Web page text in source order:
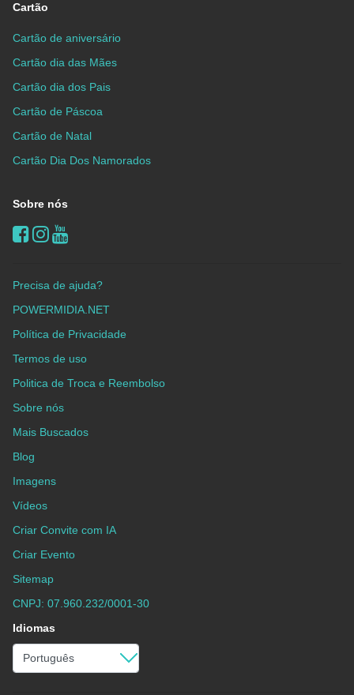
Cartão
Cartão de aniversário
Cartão dia das Mães
Cartão dia dos Pais
Cartão de Páscoa
Cartão de Natal
Cartão Dia Dos Namorados
Sobre nós
Precisa de ajuda?
POWERMIDIA.NET
Política de Privacidade
Termos de uso
Politica de Troca e Reembolso
Sobre nós
Mais Buscados
Blog
Imagens
Vídeos
Criar Convite com IA
Criar Evento
Sitemap
CNPJ: 07.960.232/0001-30
Idiomas